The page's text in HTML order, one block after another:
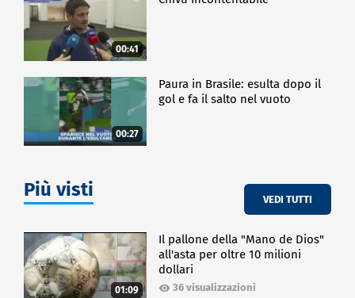
00:41
00:27
Paura in Brasile: esulta dopo il
gol e fa il salto nel vuoto
Più visti VEDI TUTTI
01:09
Il pallone della "Mano de Dios"
all'asta per oltre 10 milioni
dollari
36 visualizzazioni